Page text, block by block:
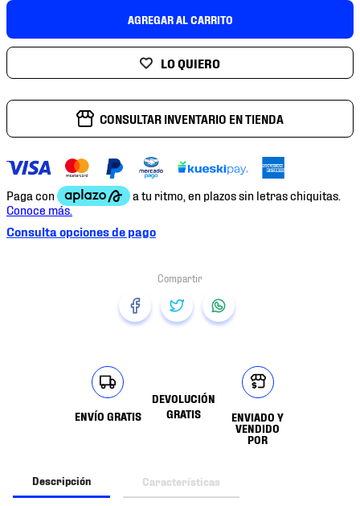
AGREGAR AL CARRITO
CONSULTAR INVENTARIO EN TIENDA
Consulta opciones de pago
ENVÍO GRATIS
DEVOLUCIÓN
GRATIS
ENVIADO Y
VENDIDO
POR
Descripción Características
8.
chivas